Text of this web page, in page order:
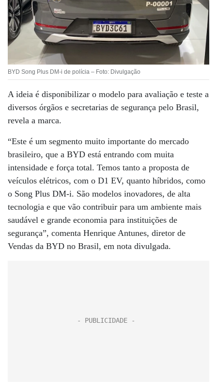
BYD Song Plus DM-i de polícia – Foto: Divulgação
A ideia é disponibilizar o modelo para avaliação e teste a
diversos órgãos e secretarias de segurança pelo Brasil,
revela a marca.
“Este é um segmento muito importante do mercado
brasileiro, que a BYD está entrando com muita
intensidade e força total. Temos tanto a proposta de
veículos elétricos, com o D1 EV, quanto híbridos, como
o Song Plus DM-i. São modelos inovadores, de alta
tecnologia e que vão contribuir para um ambiente mais
saudável e grande economia para instituições de
segurança”, comenta Henrique Antunes, diretor de
Vendas da BYD no Brasil, em nota divulgada.